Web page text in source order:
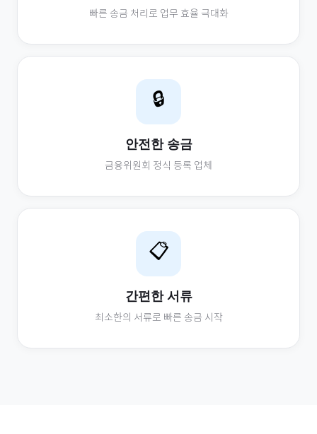
빠른 송금 처리로 업무 효율 극대화
🔒
안전한 송금
금융위원회 정식 등록 업체
📋
간편한 서류
최소한의 서류로 빠른 송금 시작